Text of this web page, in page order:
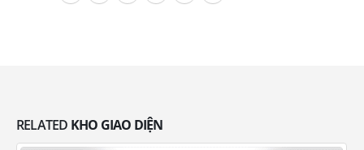
RELATED KHO GIAO DIỆN